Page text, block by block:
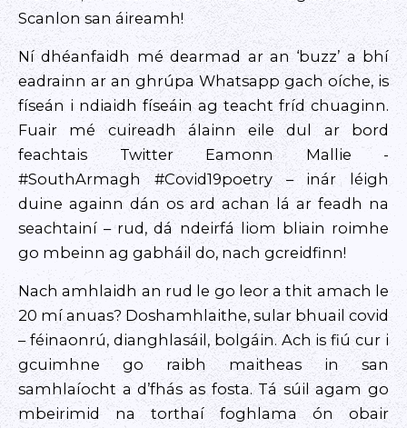
Scanlon san áireamh!
Ní dhéanfaidh mé dearmad ar an ‘buzz’ a bhí
eadrainn ar an ghrúpa Whatsapp gach oíche, is
físeán i ndiaidh físeáin ag teacht fríd chuaginn.
Fuair mé cuireadh álainn eile dul ar bord
feachtais Twitter Eamonn Mallie -
#SouthArmagh #Covid19poetry – inár léigh
duine againn dán os ard achan lá ar feadh na
seachtainí – rud, dá ndeirfá liom bliain roimhe
go mbeinn ag gabháil do, nach gcreidfinn!
Nach amhlaidh an rud le go leor a thit amach le
20 mí anuas? Doshamhlaithe, sular bhuail covid
– féinaonrú, dianghlasáil, bolgáin. Ach is fiú cur i
gcuimhne go raibh maitheas in san
samhlaíocht a d’fhás as fosta. Tá súil agam go
mbeirimid na torthaí foghlama ón obair